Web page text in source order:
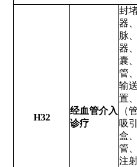
H32
经血管介入
诊疗
封
器
脉
器
囊
管
输
置
（
吸
盒
管
注